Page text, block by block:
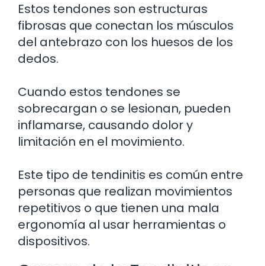
Estos tendones son estructuras
fibrosas que conectan los músculos
del antebrazo con los huesos de los
dedos.
Cuando estos tendones se
sobrecargan o se lesionan, pueden
inflamarse, causando dolor y
limitación en el movimiento.
Este tipo de tendinitis es común entre
personas que realizan movimientos
repetitivos o que tienen una mala
ergonomía al usar herramientas o
dispositivos.